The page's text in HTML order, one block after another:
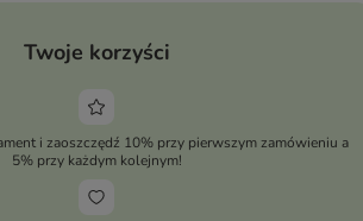
Twoje korzyści
i zaoszczędź 10% przy pierwszym zamówieniu a
5% przy każdym kolejnym!